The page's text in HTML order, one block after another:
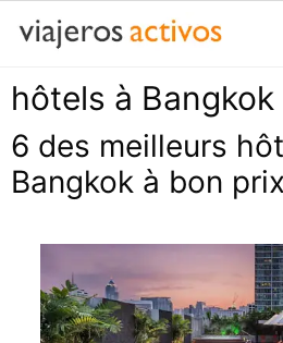
Passer
contenu
hôtels à Bangkok
6 des meilleurs
Bangkok à bon prix